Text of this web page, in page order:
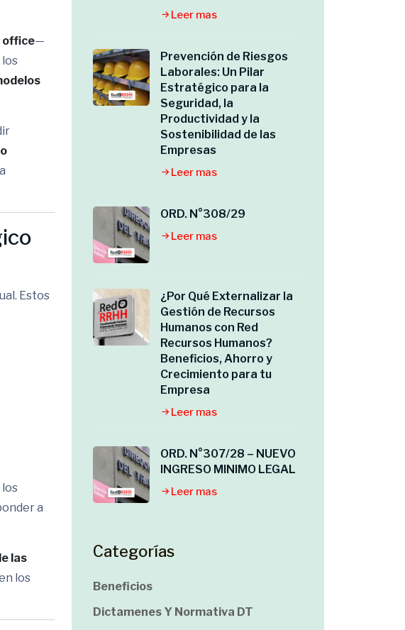
office—
los
Estos
a
las
los
Leer mas
Prevención de Riesgos
Laborales: Un Pilar
Estratégico para la
Seguridad, la
Productividad y la
Sostenibilidad de las
Empresas
Leer mas
ORD. N°308/29
Leer mas
¿Por Qué Externalizar la
Gestión de Recursos
Humanos con Red
Recursos Humanos?
Beneficios, Ahorro y
Crecimiento para tu
Empresa
Leer mas
ORD. N°307/28 – NUEVO
INGRESO MINIMO LEGAL
Leer mas
Categorías
Beneficios
Dictamenes Y Normativa DT